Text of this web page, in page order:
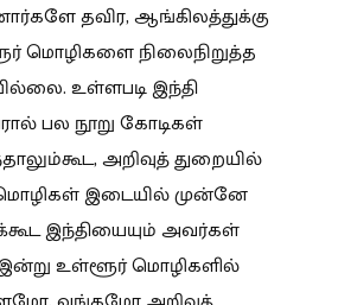
தவிர, ஆங்கிலத்துக்கு
மொழிகளை நிலைநிறுத்த
உள்ளபடி இந்தி
பல நூறு கோடிகள்
அறிவுத் துறையில்
இடையில் முன்னே
இந்தியையும் அவர்கள்
உள்ளூர் மொழிகளில்